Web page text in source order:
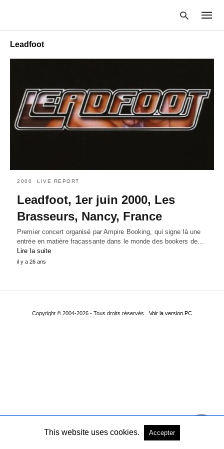
search
query
and
Leadfoot
2000 LIVE REPORT
Leadfoot, 1er juin 2000, Les
Brasseurs, Nancy, France
Premier concert organisé par Ampire Booking, qui signe là une
entrée en matière fracassante dans le monde des bookers de…
Lire la suite
il y a 26 ans
Copyright © 2004-2026 - Tous droits réservés Voir la version PC
This website uses cookies. Accepter